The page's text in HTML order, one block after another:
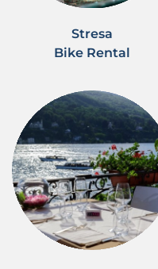
Stresa
Bike Rental